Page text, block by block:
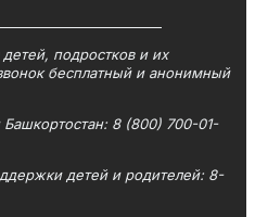
подростков и их
бесплатный и анонимный
8 (800) 700-01-
детей и родителей: 8-